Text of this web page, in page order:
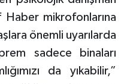
mikrofonlarına
önemli uyarılarda
sadece binaları
da yıkabilir,”